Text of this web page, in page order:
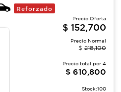
Reforzado
Precio Oferta
$ 152,700
Precio Normal
$ 218,100
Precio total por 4
$ 610,800
Stock:100